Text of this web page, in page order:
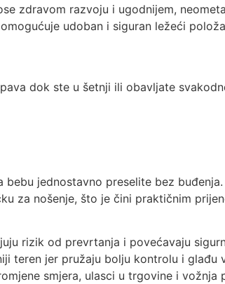
zdravom razvoju i ugodnijem,
udoban i siguran ležeći
dok ste u šetnji ili obavljate
bebu jednostavno preselite bez
za nošenje, što je čini praktičnim
rizik od prevrtanja i povećavaju
teren jer pružaju bolju kontrolu i glađu
smjera, ulasci u trgovine i vožnja